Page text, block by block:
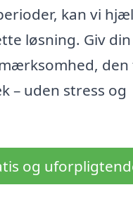
kan vi
løsning. Giv
den
– uden stress og
og